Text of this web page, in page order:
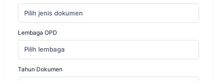
Pilih jenis dokumen
Lembaga OPD
Pilih lembaga
Tahun Dokumen